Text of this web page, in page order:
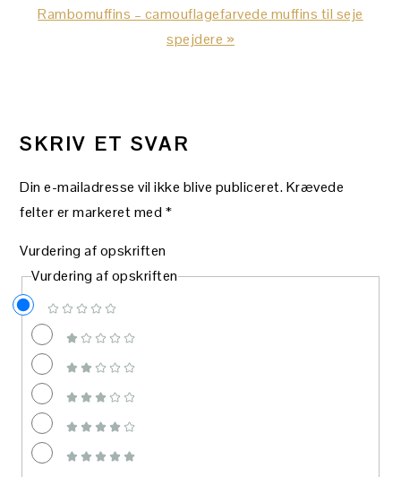
Next
Rambomuffins – camouflagefarvede muffins til seje
spejdere »
SKRIV ET SVAR
Din e-mailadresse vil ikke blive publiceret.Krævede
felter er markeret med *
Vurdering af opskriften
Vurdering af opskriften